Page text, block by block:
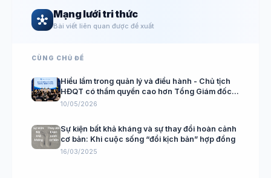
hub Mạng lưới tri thức
Bài viết liên quan được đề xuất
CÙNG CHỦ ĐỀ
Hiểu lầm trong quản lý và điều hành - Chủ tịch
HĐQT có thẩm quyền cao hơn Tổng Giám đốc
trong Công ty Cổ phần?
10/05/2026
Sự kiện bất khả kháng và sự thay đổi hoàn cảnh
cơ bản: Khi cuộc sống “đổi kịch bản” hợp đồng
16/03/2025